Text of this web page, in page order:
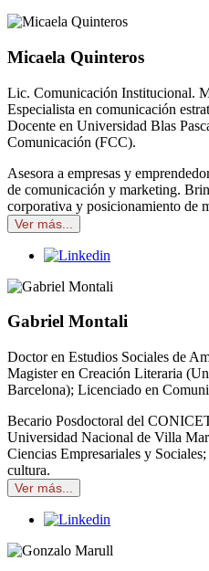
Micaela Quinteros
Lic. Comunicación Institucional.
Especialista en comunicación
Docente en Universidad Blas
Comunicación (FCC).
Asesora a empresas y
de comunicación y marketing.
corporativa y posicionamiento de
Ver más...
Gabriel Montali
Doctor en Estudios Sociales de
Magister en Creación Literaria
Barcelona); Licenciado en
Becario Posdoctoral del
Universidad Nacional de Villa
Ciencias Empresariales y
cultura.
Ver más...